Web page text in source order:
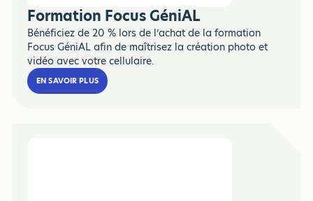
Formation Focus GéniAL
Bénéficiez de 20 % lors de l’achat de la formation
Focus GéniAL afin de maîtrisez la création photo et
vidéo avec votre cellulaire.
EN SAVOIR PLUS